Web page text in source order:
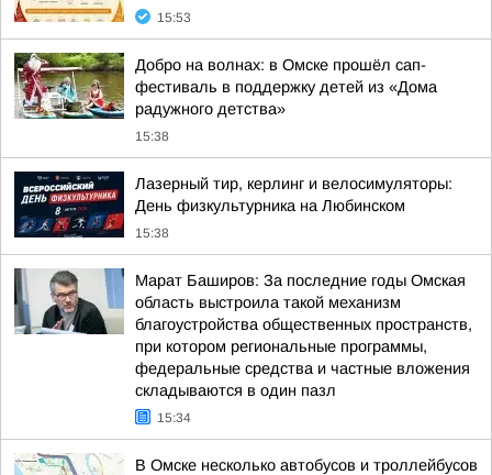
15:53
Добро на волнах: в Омске прошёл сап-
фестиваль в поддержку детей из «Дома
радужного детства»
15:38
Лазерный тир, керлинг и велосимуляторы:
День физкультурника на Любинском
15:38
Марат Баширов: За последние годы Омская
область выстроила такой механизм
благоустройства общественных пространств,
при котором региональные программы,
федеральные средства и частные вложения
складываются в один пазл
15:34
В Омске несколько автобусов и троллейбусов